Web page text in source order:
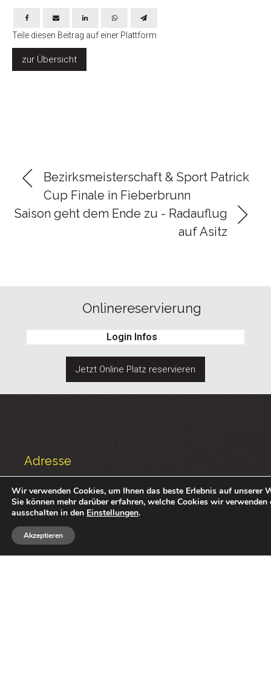
Teile diesen Beitrag auf einer Plattform
zur Übersicht
Bezirksmeisterschaft & Sport Patrick
Cup Finale in Fieberbrunn
Saison geht dem Ende zu - Radauflug
auf Asitz
Onlinereservierung
Login Infos
Jetzt Online Platz reservieren
Adresse
Tennisclub Fieberbrunn
Lauchseeweg 19
6391 Fieberbrunn
E-Mail:tc.fieberbrunn@gmail.com
Wir verwenden Cookies, um Ihnen das beste Erlebnis auf unserer
Sie können mehr darüber erfahren, welche Cookies wir verwenden
ausschalten in den Einstellungen.
Akzeptieren